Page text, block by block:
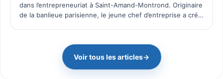
dans l’entrepreneuriat à Saint-Amand-Montrond. Originaire
de la banlieue parisienne, le jeune chef d’entreprise a créé
Voir tous les articles→